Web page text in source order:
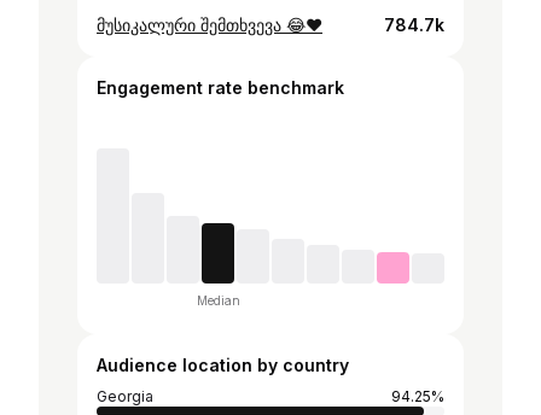
მუსიკალური შემთხვევა 😂❤️ 784.7k
Engagement rate benchmark
Median
Audience location by country
Georgia
94.25%